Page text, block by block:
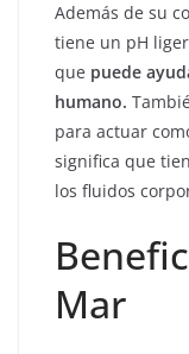
Además de su
tiene un pH
que puede
humano.
para actuar
significa que
los fluidos
Mar